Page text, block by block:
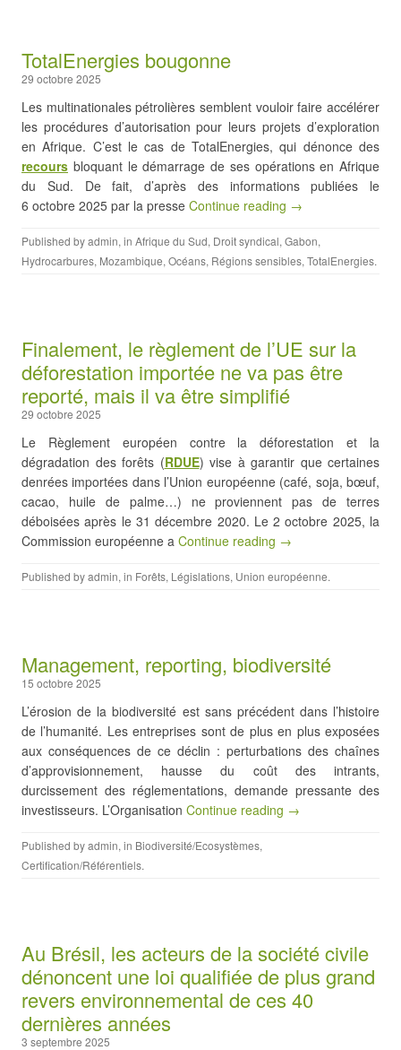
TotalEnergies bougonne
29 octobre 2025
Les multinationales pétrolières semblent vouloir faire accélérer
les procédures d’autorisation pour leurs projets d’exploration
en Afrique. C’est le cas de TotalEnergies, qui dénonce des
recours bloquant le démarrage de ses opérations en Afrique
du Sud. De fait, d’après des informations publiées le
6 octobre 2025 par la presse Continue reading →
Published byadmin, in Afrique du Sud, Droit syndical, Gabon,
Hydrocarbures, Mozambique, Océans, Régions sensibles, TotalEnergies.
Finalement, le règlement de l’UE sur la
déforestation importée ne va pas être
reporté, mais il va être simplifié
29 octobre 2025
Le Règlement européen contre la déforestation et la
dégradation des forêts (RDUE) vise à garantir que certaines
denrées importées dans l’Union européenne (café, soja, bœuf,
cacao, huile de palme…) ne proviennent pas de terres
déboisées après le 31 décembre 2020. Le 2 octobre 2025, la
Commission européenne a Continue reading →
Published byadmin, in Forêts, Législations, Union européenne.
Management, reporting, biodiversité
15 octobre 2025
L’érosion de la biodiversité est sans précédent dans l’histoire
de l’humanité. Les entreprises sont de plus en plus exposées
aux conséquences de ce déclin : perturbations des chaînes
d’approvisionnement, hausse du coût des intrants,
durcissement des réglementations, demande pressante des
investisseurs. L’Organisation Continue reading →
Published byadmin, in Biodiversité/Ecosystèmes,
Certification/Référentiels.
Au Brésil, les acteurs de la société civile
dénoncent une loi qualifiée de plus grand
revers environnemental de ces 40
dernières années
3 septembre 2025